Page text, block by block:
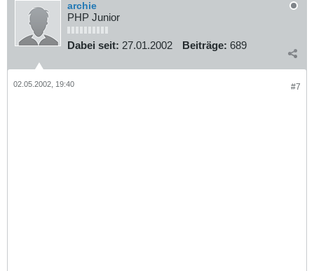
archie
PHP Junior
Dabei seit: 27.01.2002 Beiträge: 689
#7
02.05.2002, 19:40